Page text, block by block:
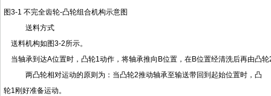
图3-1 不完全齿轮-凸轮组合机构示意图
送料方式
送料机构如图3-2所示。
当轴承到达A位置时，凸轮1动作，将轴承推向B位置，在B位置经清洗后再由凸
两凸轮相对运动的原则为：当凸轮2推动轴承至输送带回到起始位置时，凸
轮1刚好准备运动。